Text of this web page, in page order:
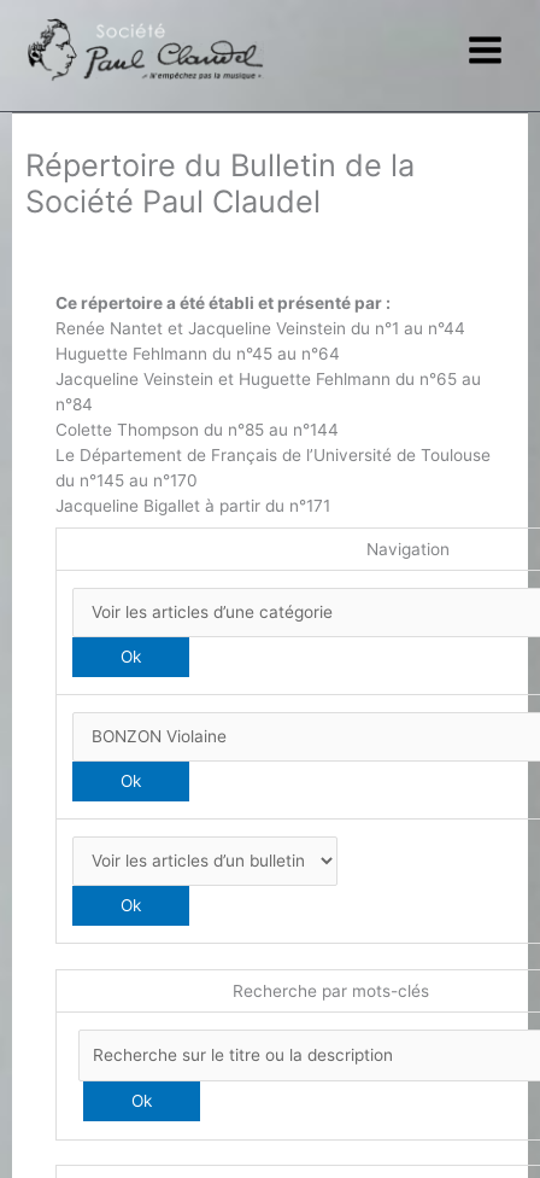
contenu
Répertoire du Bulletin de la
Société Paul Claudel
Ce répertoire a été établi et présenté par :
Renée Nantet et Jacqueline Veinstein du n°1 au n°44
Huguette Fehlmann du n°45 au n°64
Jacqueline Veinstein et Huguette Fehlmann du n°65 au
n°84
Colette Thompson du n°85 au n°144
Le Département de Français de l’Université de Toulouse
du n°145 au n°170
Jacqueline Bigallet à partir du n°171
Navigation
Recherche par mots-clés